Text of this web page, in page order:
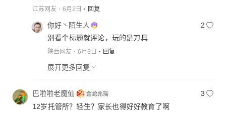
江苏网友 6月2日 回复
你好丶陌生人
2
别看个标题就评论，玩的是刀具
陕西网友 6月3日 回复
展开更多回复
巴啦啦老魔仙
3
12岁托管所？轻生？家长也得好好教育了啊